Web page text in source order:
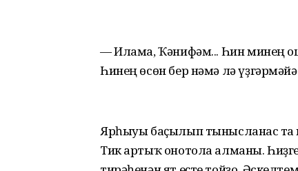
— Илама, Ҡәнифәм... Һин минең
Һинең өсөн бер нәмә лә
Ярһыуы баҫылып тынысланғас
Тик артыҡ онотола алманы.